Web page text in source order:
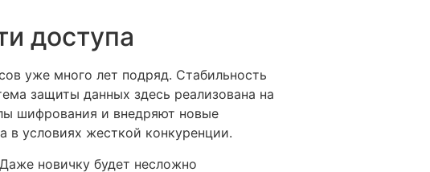
доступа
уже много лет подряд. Стабильность
защиты данных здесь реализована на
шифрования и внедряют новые
в условиях жесткой конкуренции.
новичку будет несложно